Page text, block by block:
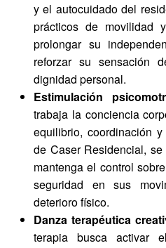
y el autocuidado del
prácticos de movilidad
prolongar su
reforzar su sensación
dignidad personal.
Estimulación
trabaja la conciencia
equilibrio, coordinación
de Caser Residencial,
mantenga el control
seguridad en sus
deterioro físico.
Danza terapéutica
terapia busca activar